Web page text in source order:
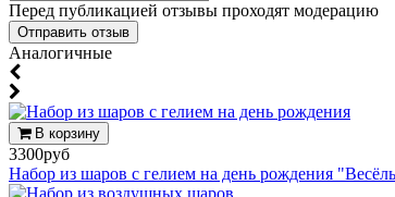
Перед публикацией отзывы проходят модерацию
Аналогичные
В корзину
3300руб
Набор из шаров с гелием на день рождения